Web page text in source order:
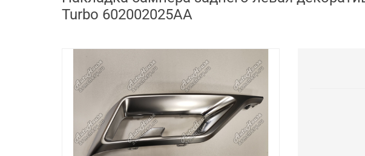
Turbo 602002025AA